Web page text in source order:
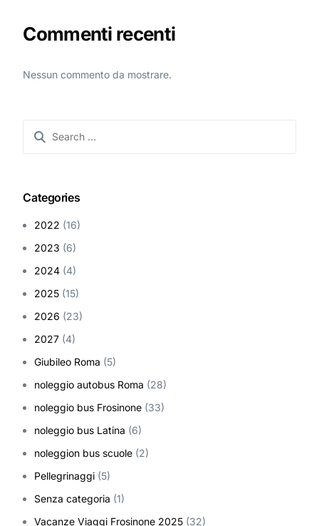
Commenti recenti
Nessun commento da mostrare.
Categories
2022 (16)
2023 (6)
2024 (4)
2025 (15)
2026 (23)
2027 (4)
Giubileo Roma (5)
noleggio autobus Roma (28)
noleggio bus Frosinone (33)
noleggio bus Latina (6)
noleggion bus scuole (2)
Pellegrinaggi (5)
Senza categoria (1)
Vacanze Viaggi Frosinone 2025 (32)